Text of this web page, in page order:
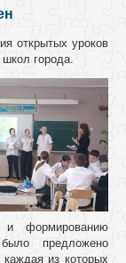
открытых уроков
города.
и формированию
предложено
из которых